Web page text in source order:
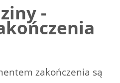
-
zakończenia są